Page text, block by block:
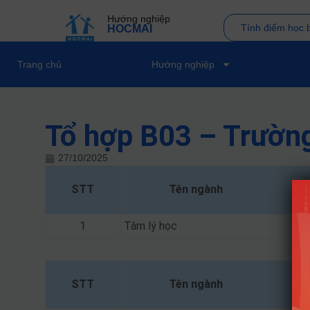
Hướng nghiệp
HOCMAI Tính điểm học
Trang chủ Hướng nghiệp
Tổ hợp B03 –
27/10/2025
STT Tên ngành
1
Tâm lý học
STT Tên ngành